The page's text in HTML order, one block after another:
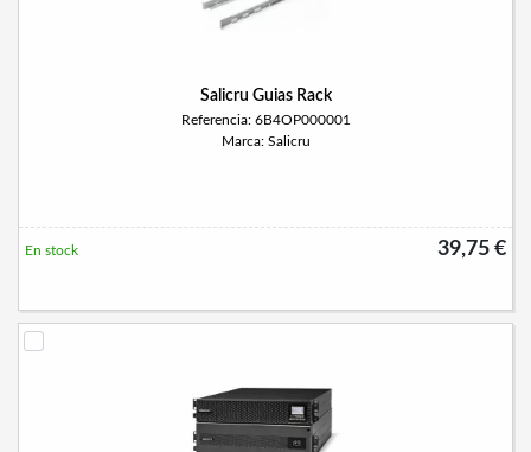
Salicru Guias Rack
Referencia: 6B4OP000001
Marca: Salicru
39,75 €
En stock